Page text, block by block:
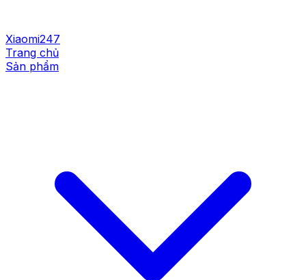
Xiaomi247
Trang chủ
Sản phẩm